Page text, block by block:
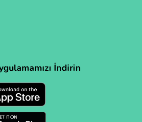
İndirin